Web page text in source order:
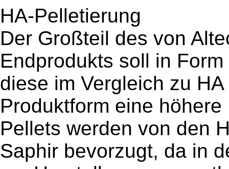
HA-Pelletierung
Der Großteil des von
Endprodukts soll in
diese im Vergleich zu
Produktform eine
Pellets werden von den
Saphir bevorzugt, da in